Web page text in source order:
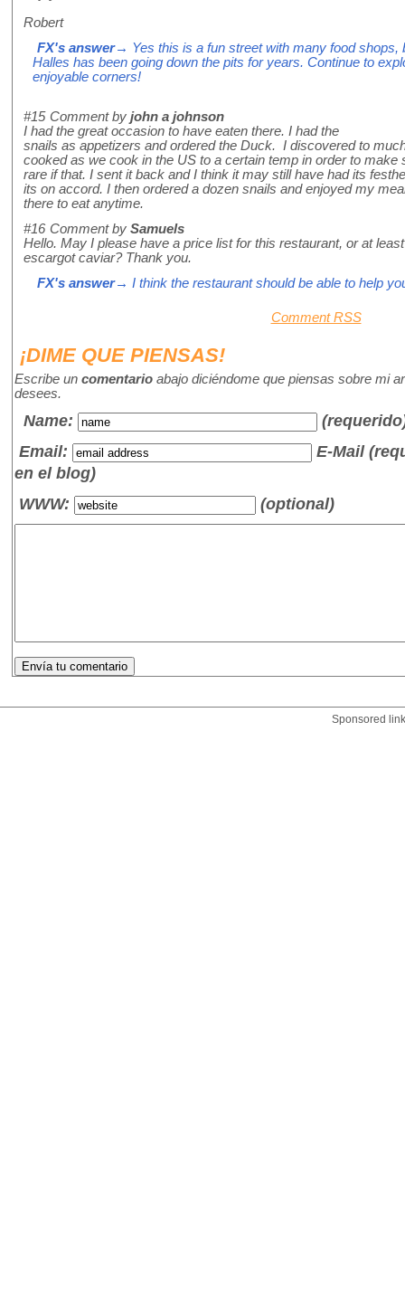
Robert
FX's answer→ Yes this is a fun street with many food shops,
Halles has been going down the pits for years. Continue to
enjoyable corners!
#15 Comment by john a johnson
I had the great occasion to have eaten there. I had the
snails as appetizers and ordered the Duck. I discovered to
cooked as we cook in the US to a certain temp in order to
rare if that. I sent it back and I think it may still have had its
its on accord. I then ordered a dozen snails and enjoyed my
there to eat anytime.
#16 Comment by Samuels
Hello. May I please have a price list for this restaurant, or at
escargot caviar? Thank you.
FX's answer→ I think the restaurant should be able to help
Comment RSS
¡DIME QUE PIENSAS!
Escribe un comentario abajo diciéndome que piensas sobre mi
desees.
Name:
Email:
E-Mail
en el blog)
WWW:
(optional)
Sponsored